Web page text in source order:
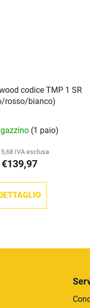
codice TMP 1 SR
rosso/bianco)
(1 paio)
IVA esclusa
€139,97
DETTAGLIO